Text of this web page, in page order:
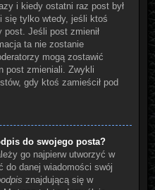
i kiedy ostatni raz post był
się tylko wtedy, jeśli ktoś
post. Jeśli post zmienił
ta nie zostanie
mogą zostawić
post zmieniali. Zwykli
gdy ktoś zamieścił pod
do swojego posta?
go najpierw utworzyć w
do danej wiadomości swój
znajdującą się w